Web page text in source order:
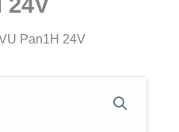
Pan1H 24V